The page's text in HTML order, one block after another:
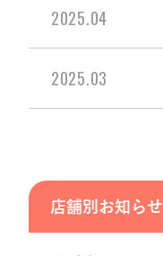
2025.04
2025.03
店舗別お知らせ